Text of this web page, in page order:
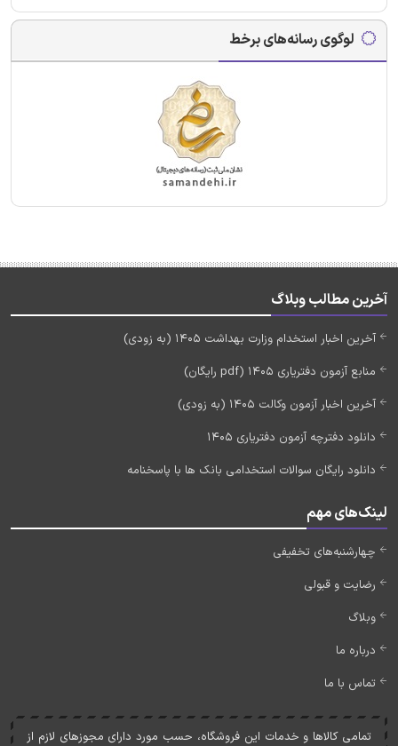
لوگوی رسانه‌های برخط
آخرین مطالب وبلاگ
آخرین اخبار استخدام وزارت بهداشت 1405 (به زودی)
منابع آزمون دفتریاری 1405 (pdf رایگان)
آخرین اخبار آزمون وکالت 1405 (به زودی)
دانلود دفترچه آزمون دفتریاری 1405
دانلود رایگان سوالات استخدامی بانک ها با پاسخنامه
لینک‌های مهم
چهارشنبه‌های تخفیفی
رضایت و قبولی
وبلاگ
درباره ما
تماس با ما
تمامی کالاها و خدمات اين فروشگاه، حسب مورد دارای مجوزهای لازم از